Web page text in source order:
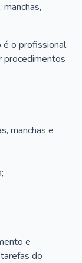
o profissional
procedimentos
manchas e
e
do